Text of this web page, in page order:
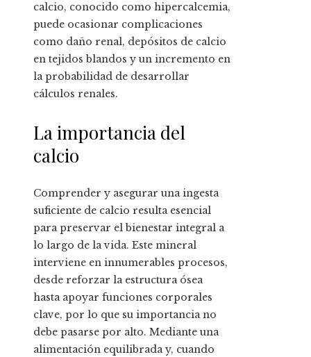
calcio, conocido como hipercalcemia,
puede ocasionar complicaciones
como daño renal, depósitos de calcio
en tejidos blandos y un incremento en
la probabilidad de desarrollar
cálculos renales.
La importancia del
calcio
Comprender y asegurar una ingesta
suficiente de calcio resulta esencial
para preservar el bienestar integral a
lo largo de la vida. Este mineral
interviene en innumerables procesos,
desde reforzar la estructura ósea
hasta apoyar funciones corporales
clave, por lo que su importancia no
debe pasarse por alto. Mediante una
alimentación equilibrada y, cuando